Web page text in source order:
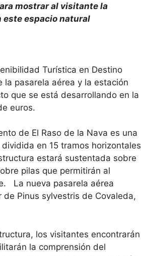
mostrar al visitante la
espacio natural
Turística en Destino
la pasarela aérea y la estación
que se está desarrollando en la
euros.
de El Raso de la Nava es una
en 15 tramos horizontales
estará sustentada sobre
pilas que permitirán al
La nueva pasarela aérea
Pinus sylvestris de Covaleda,
los visitantes encontrarán
la comprensión del